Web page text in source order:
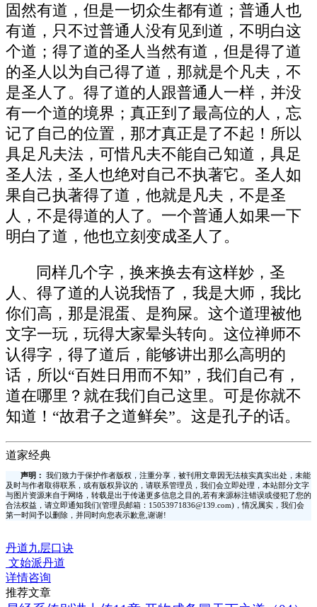
固然有道，但是一切众生都有道；普通人也
有道，只不过普通人没有见到道，不明白这
个道；得了道的圣人当然有道，但是得了道
的圣人以为自己得了道，那就是个凡夫，不
是圣人了。得了道的人跟普通人一样，并没
有一个道的境界；真正到了最高位的人，忘
记了自己的位置，那才真正是了不起！所以
具足凡夫法，可惜凡夫不能自己知道，具足
圣人法，圣人也绝对自己不执著它。圣人如
果自己执著得了道，他就是凡夫，不是圣
人，不是得道的人了。一个普通人如果一下
明白了道，他也立刻变成圣人了。
同样几个字，换来换去有这样妙，圣
人、得了道的人说我悟了，我是大师，我比
你们高，那是混蛋、是狗屎。这个道理被他
文字一玩，玩得大家晕头转向。这位禅师不
认得字，得了道后，能够讲出那么高明的
话，所以“百姓日用而不知”，我们自己有，
道在哪里？就在我们自己这里。可是你就不
知道！“故君子之道鲜矣”。这是孔子的话。
道家经典
声明：
我们致力于保护作者版权，注重分享，被刊用文章因无法核实真实出处，未能
及时与作者取得联系，或有版权异议的，请联系管理员，我们会立即处理，本站部分文字
与图片资源来自于网络，转载是出于传递更多信息之目的,若有来源标注错误或侵犯了您的
合法权益，请立即通知我们(管理员邮箱：15053971836@139.com)，情况属实，我们会
第一时间予以删除，并同时向您表示歉意,谢谢!
丹道九层口诀
文始派丹道
详情咨询
推荐文章